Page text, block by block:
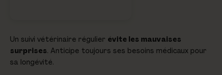
Un suivi vétérinaire régulier évite les mauvaises
surprises. Anticipe toujours ses besoins médicaux pour
sa longévité.